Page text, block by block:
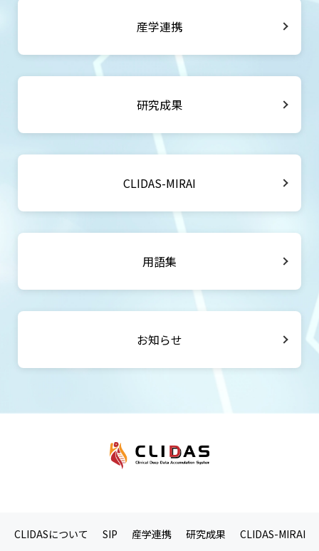
産学連携
研究成果
CLIDAS-MIRAI
用語集
お知らせ
CLIDASについて SIP 産学連携 研究成果 CLIDAS-MIRAI